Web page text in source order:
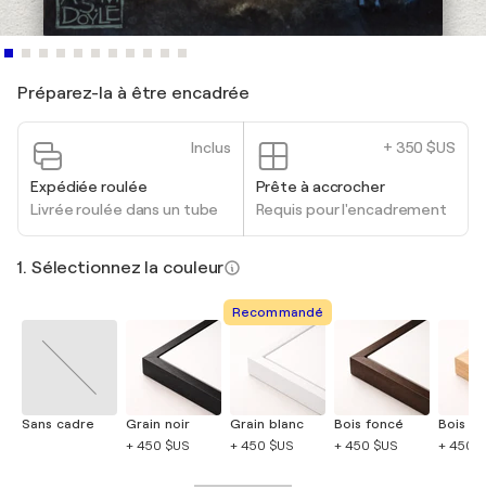
Préparez-la à être encadrée
Inclus
Expédiée roulée
Livrée roulée dans un tube
+ 350 $US
Prête à accrocher
Requis pour l'encadrement
1. Sélectionnez la couleur
Sans cadre
Grain noir
+ 450 $US
Recommandé
Grain blanc
+ 450 $US
Bois foncé
+ 450 $US
Bois
+ 450